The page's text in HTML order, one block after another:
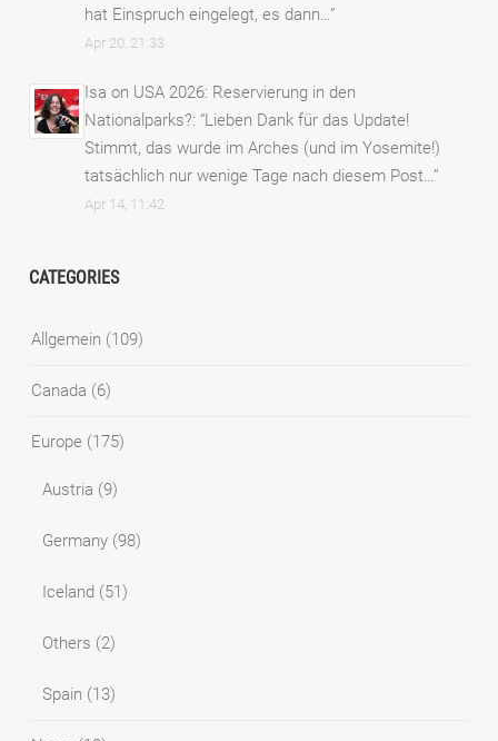
hat Einspruch eingelegt, es dann…”
Apr 20, 21:33
Isa on USA 2026: Reservierung in den
Nationalparks?: “Lieben Dank für das Update!
Stimmt, das wurde im Arches (und im Yosemite!)
tatsächlich nur wenige Tage nach diesem Post…”
Apr 14, 11:42
CATEGORIES
Allgemein (109)
Canada (6)
Europe (175)
Austria (9)
Germany (98)
Iceland (51)
Others (2)
Spain (13)